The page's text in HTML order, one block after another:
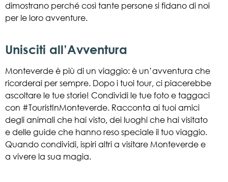
dimostrano perché così tante persone si fidano di noi
per le loro avventure.
Unisciti all’Avventura
Monteverde è più di un viaggio: è un’avventura che
ricorderai per sempre. Dopo i tuoi tour, ci piacerebbe
ascoltare le tue storie! Condividi le tue foto e taggaci
con #TouristInMonteverde. Racconta ai tuoi amici
degli animali che hai visto, dei luoghi che hai visitato
e delle guide che hanno reso speciale il tuo viaggio.
Quando condividi, ispiri altri a visitare Monteverde e
a vivere la sua magia.